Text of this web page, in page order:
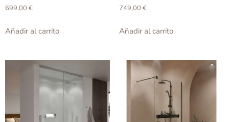
699,00 €
Añadir al carrito
749,00 €
Añadir al carrito